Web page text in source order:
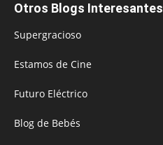
Otros Blogs Interesantes
Supergracioso
Estamos de Cine
Futuro Eléctrico
Blog de Bebés